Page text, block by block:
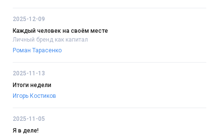
2025-12-09
Каждый человек на своём месте
Личный бренд как капитал
Роман Тарасенко
2025-11-13
Итоги недели
Игорь Костиков
2025-11-05
Я в деле!